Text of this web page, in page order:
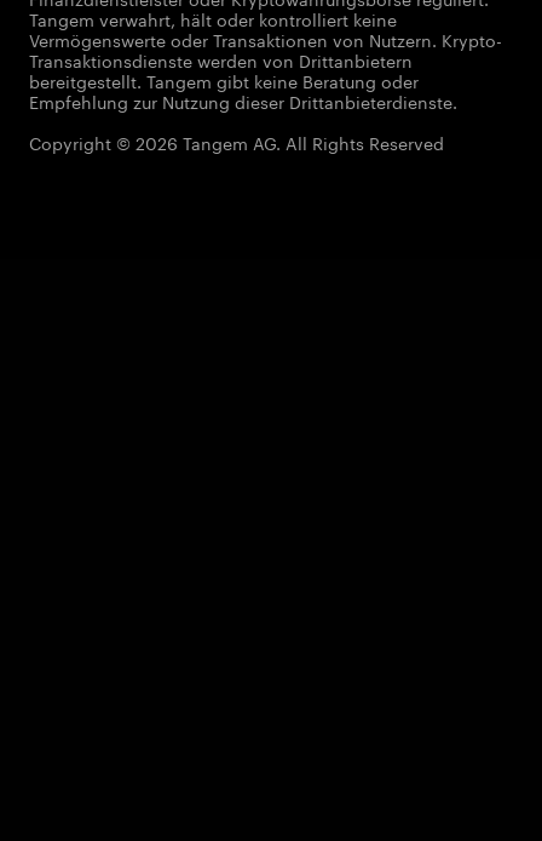
Tangem verwahrt, hält oder kontrolliert keine
Vermögenswerte oder Transaktionen von Nutzern. Krypto-
Transaktionsdienste werden von Drittanbietern
bereitgestellt. Tangem gibt keine Beratung oder
Empfehlung zur Nutzung dieser Drittanbieterdienste.